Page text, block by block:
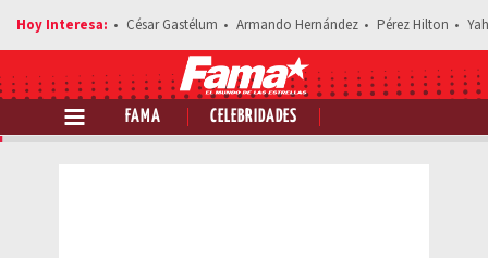
César Gastélum Armando Hernández Pérez Hilton
FAMA CELEBRIDADES
Comparte esta noticia